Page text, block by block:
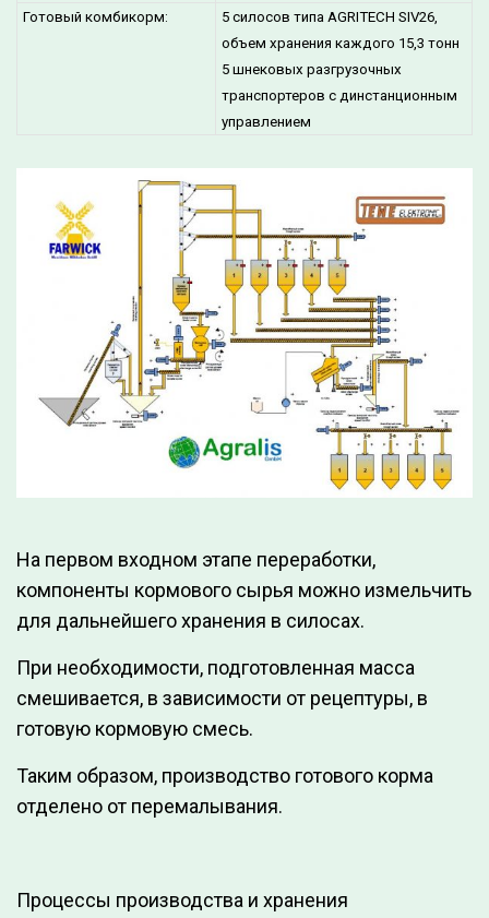
Готовый комбикорм:
5 силосов типа AGRITECH SIV26,
объем хранения каждого 15,3 тонн
5 шнековых разгрузочных
транспортеров с динстанционным
управлением
На первом входном этапе пере­­работки,
компоненты кормо­вого сырья можно измель­чить
для даль­нейшего хранения в силосах.
При необходимости, под­готов­ленная масса
смеши­вается, в за­висимости от рецептуры, в
готовую кормовую смесь.
Таким образом, производство готового корма
отделено от пере­малывания.
Процессы производства и хранения